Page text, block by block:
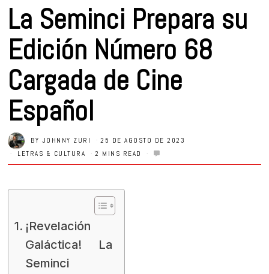
La Seminci Prepara su
Edición Número 68
Cargada de Cine
Español
BY JOHNNY ZURI
25 DE AGOSTO DE 2023
LETRAS & CULTURA
2 MINS READ
¡Revelación
Galáctica! La
Seminci